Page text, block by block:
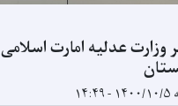
وزارت عدلیه امارت اسلامی